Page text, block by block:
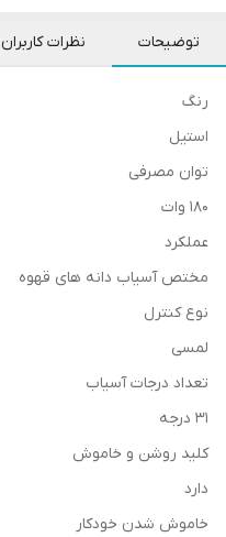
توضیحات نظرات کاربران
رنگ
استیل
توان مصرفی
180 وات
عملکرد
مختص آسیاب دانه های قهوه
نوع کنترل
لمسی
تعداد درجات آسیاب
31 درجه
کلید روشن و خاموش
دارد
خاموش شدن خودکار